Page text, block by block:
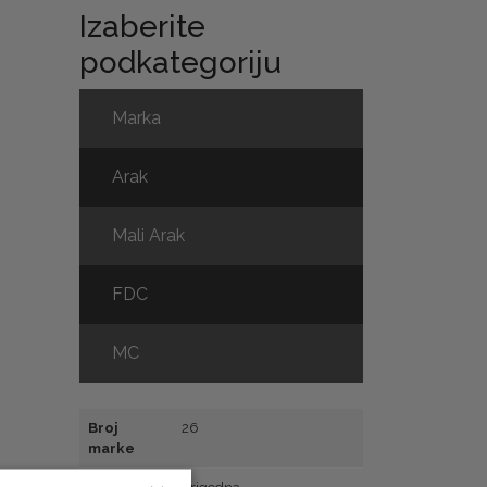
Izaberite
podkategoriju
Marka
Arak
Mali Arak
FDC
MC
Broj
marke
26